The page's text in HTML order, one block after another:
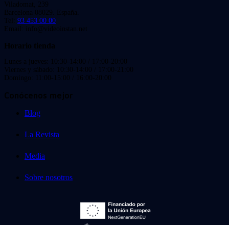
Viladomat, 239
Barcelona 08029. España.
Tel: 93 453 00 00
Email: info@videoinstan.net
Horario tienda
Lunes a jueves: 10:30-14:00 / 17:00-20:00
Viernes y sábado: 10:30-14:00 / 17:00-21:00
Domingo: 11:00-15:00 / 16:00-20:00
Conócenos mejor
Blog
La Revista
Media
Sobre nosotros